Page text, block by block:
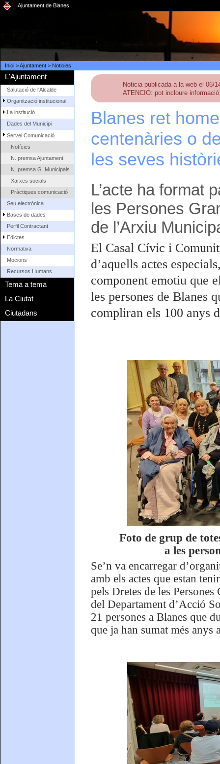
Ajuntament de Blanes
Inici>Ajuntament> Noticies
L'Ajuntament
Salutació de l'Alcalde
Organització institucional
La institució
Dades del Municipi
Servei Comunicació
Notícies
N. premsa Ajuntament
N. premsa G. Municipals
Xarxes socials
Pràctiques comunicació
Seu electrònica
Bases de dades
Perfil Contractant
Edictes
Normativa
Mocions
Recursos Humans
Tema a tema
La Ciutat
Ciutadans
Noticia publicada a la web el 06/
ATENCIÓ: pot incloure
Blanes ret
centenàries o
les seves
L’acte ha format
les Persones
de l’Arxiu
El Casal Cívic i
d’aquells actes
component emotiu que
les persones de Blanes
compliran els 100 anys
Foto de grup de
a les
Se’n va encarregar
amb els actes que estan
pels Dretes de les
del Departament d’Acció
21 persones a Blanes que
que ja han sumat més anys